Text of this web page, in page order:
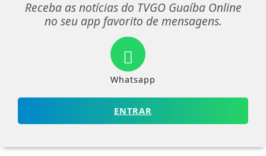
Receba as notícias do TVGO Guaíba Online
no seu app favorito de mensagens.
Whatsapp
ENTRAR